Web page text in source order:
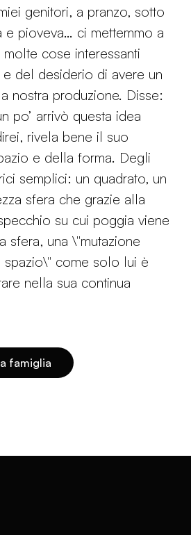
genitori, a pranzo, sotto
e pioveva… ci mettemmo a
cose interessanti
del desiderio di avere un
nostra produzione. Disse:
po’ arrivò questa idea
rivela bene il suo
e della forma. Degli
semplici: un quadrato, un
sfera che grazie alla
su cui poggia viene
sfera, una \"mutazione
come solo lui è
nella sua continua
famiglia